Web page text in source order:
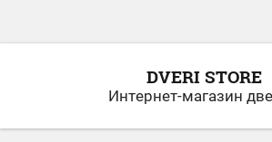
DVERI STORE
Интернет-магазин